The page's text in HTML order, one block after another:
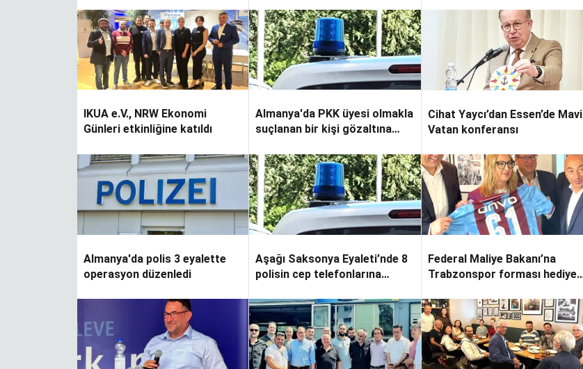
IKUA e.V., NRW Ekonomi
Günleri etkinliğine katıldı
Almanya'da PKK üyesi olmakla
suçlanan bir kişi gözaltına
Cihat Yaycı’dan Essen’de Mavi
Vatan konferansı
Almanya'da polis 3 eyalette
operasyon düzenledi
Aşağı Saksonya Eyaleti’nde 8
polisin cep telefonlarına
Federal Maliye Bakanı’na
Trabzonspor forması hediye
Fındıkların keyfi